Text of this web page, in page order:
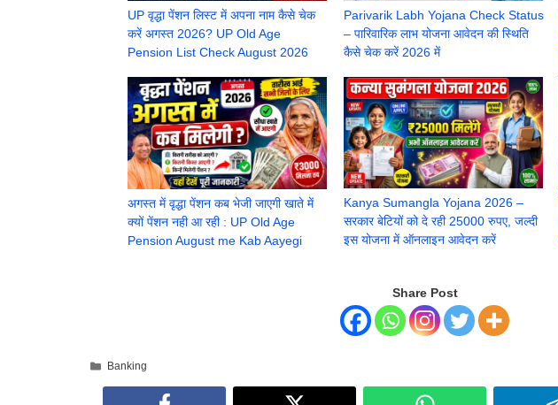
UP वृद्धा पेंशन लिस्ट में अपना नाम कैसे चेक
करें अगस्त 2026? UP Old Age
Pension List Check August 2026
Parivarik Labh Yojana Check Status
– पारिवारिक लाभ योजना आवेदन की स्थिति
कैसे चेक करें 2026 में
अगस्त में वृद्धा पेंशन कब भेजी जाएगी खाते में
क्यों पेंशन नही आ रही : UP Old Age
Pension August me Kab Aayegi
Kanya Sumangla Yojana 2026 –
सरकार बेटियों को दे रही 25000 रुपए, जल्दी
इस योजना में ऑनलाइन आवेदन करें
Share Post
Categories
Banking